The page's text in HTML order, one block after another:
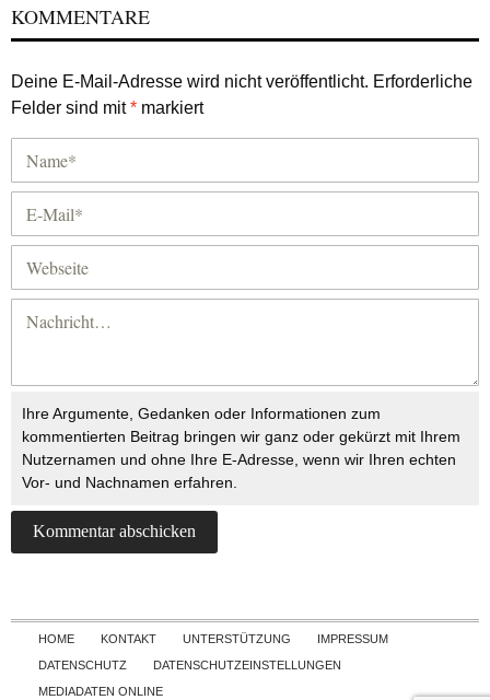
KOMMENTARE
Deine E-Mail-Adresse wird nicht veröffentlicht. Erforderliche
Felder sind mit* markiert
Ihre Argumente, Gedanken oder Informationen zum
kommentierten Beitrag bringen wir ganz oder gekürzt mit Ihrem
Nutzernamen und ohne Ihre E-Adresse, wenn wir Ihren echten
Vor- und Nachnamen erfahren.
Skip to content
HOME KONTAKT UNTERSTÜTZUNG
IMPRESSUM
DATENSCHUTZ
DATENSCHUTZEINSTELLUNGEN
MEDIADATEN ONLINE